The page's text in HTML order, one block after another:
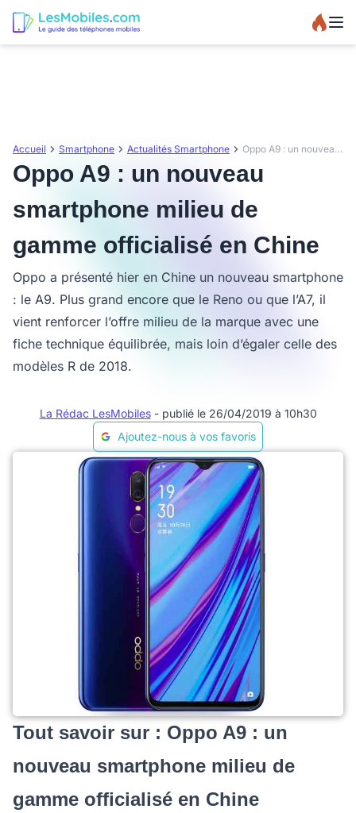
Accueil Smartphone Actualités Smartphone Oppo A9 : un nouveau smartphone milieu de gamme officialisé en Chine
Oppo A9 : un nouveau
smartphone milieu de
gamme officialisé en Chine
Oppo a présenté hier en Chine un nouveau smartphone
: le A9. Plus grand encore que le Reno ou que l’A7, il
vient renforcer l’offre milieu de la marque avec une
fiche technique équilibrée, mais loin d’égaler celle des
modèles R de 2018.
La Rédac LesMobiles - publié le 26/04/2019 à 10h30
Ajoutez-nous à vos favoris
Tout savoir sur : Oppo A9 : un
nouveau smartphone milieu de
gamme officialisé en Chine